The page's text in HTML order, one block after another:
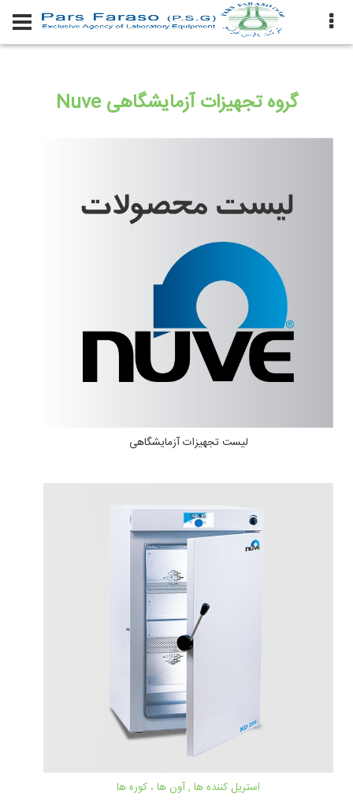
گروه تجهیزات آزمایشگاهی Nuve
لیست تجهیزات آزمایشگاهی
استریل کننده ها , آون ها ، کوره ها